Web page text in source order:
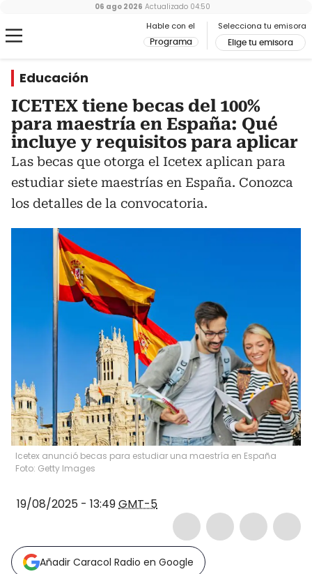
Hable con el
Programa
Selecciona tu emisora
Elige tu emisora
06 ago 2026 Actualizado 04:50
Educación
ICETEX tiene becas del 100%
para maestría en España: Qué
incluye y requisitos para aplicar
Las becas que otorga el Icetex aplican para
estudiar siete maestrías en España. Conozca
los detalles de la convocatoria.
Icetex anunció becas para estudiar una maestría en España
Foto: Getty Images
19/08/2025 - 13:49GMT-5
Añadir Caracol Radio en Google